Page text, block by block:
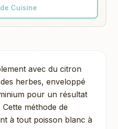
Cuisine
avec du citron
herbes, enveloppé
pour un résultat
méthode de
à tout poisson blanc à